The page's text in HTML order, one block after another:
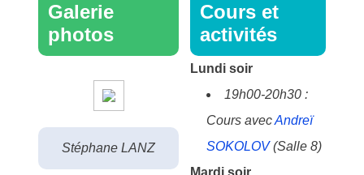
Galerie
photos
Stéphane LANZ
Cours et
activités
Lundi soir
19h00-20h30 :
Cours avecAndreï
SOKOLOV(Salle 8)
Mardi soir